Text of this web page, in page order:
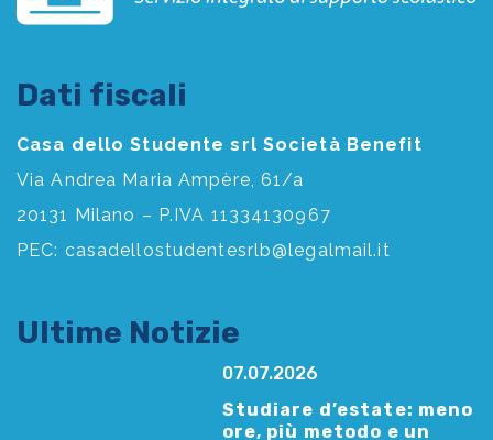
Dati fiscali
Casa dello Studente srl Società Benefit
Via Andrea Maria Ampère, 61/a
20131 Milano – P.IVA 11334130967
PEC: casadellostudentesrlb@legalmail.it
Ultime Notizie
07.07.2026
Studiare d’estate: meno
ore, più metodo e un